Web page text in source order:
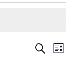
Liste